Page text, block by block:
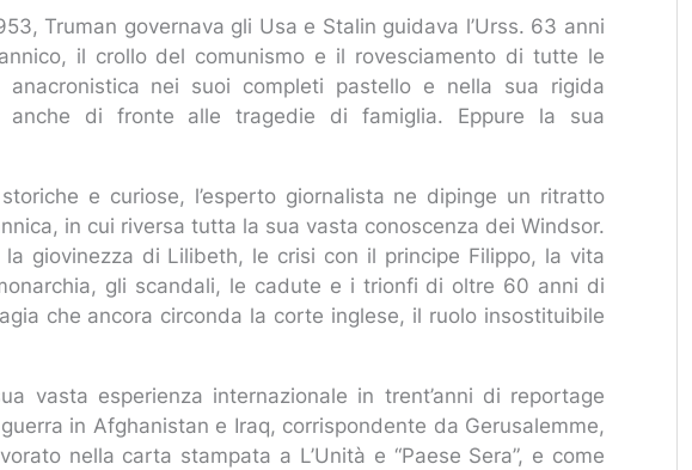
Truman governava gli Usa e Stalin guidava l’Urss. 63 anni
il crollo del comunismo e il rovesciamento di tutte le
nei suoi completi pastello e nella sua rigida
anche di fronte alle tragedie di famiglia. Eppure la sua
e curiose, l’esperto giornalista ne dipinge un ritratto
in cui riversa tutta la sua vasta conoscenza dei Windsor.
la giovinezza di Lilibeth, le crisi con il principe Filippo, la vita
gli scandali, le cadute e i trionfi di oltre 60 anni di
che ancora circonda la corte inglese, il ruolo insostituibile
vasta esperienza internazionale in trent’anni di reportage
in Afghanistan e Iraq, corrispondente da Gerusalemme,
nella carta stampata a L’Unità e “Paese Sera”, e come